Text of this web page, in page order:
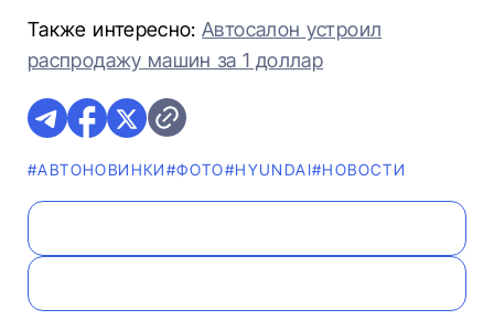
Также интересно:Автосалон устроил
распродажу машин за 1 доллар
#AВТОНОВИНКИ#ФОТО#HYUNDAI#НОВОСТИ